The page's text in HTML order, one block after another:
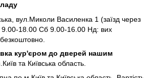
вул.Миколи Василенка 1 (заїзд через
18.00 Сб 9.00-16.00 Нд: вих
кур'єром до дверей нашим
та Київська область.